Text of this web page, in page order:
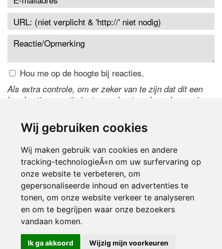
Wij gebruiken cookies
Wij maken gebruik van cookies en andere
tracking-technologieÃ«n om uw surfervaring op
onze website te verbeteren, om
gepersonaliseerde inhoud en advertenties te
tonen, om onze website verkeer te analyseren
en om te begrijpen waar onze bezoekers
vandaan komen.
Ik ga akkoord Wijzig mijn voorkeuren
Hou me op de hoogte bij reacties.
Als extra controle, om er zeker van te zijn dat dit een
handmatige reactie is, typ onderstaande code over in
de code te wijzigen.
© 2000-2026 UFE Media:Managersonline.nl|Brisk magazine